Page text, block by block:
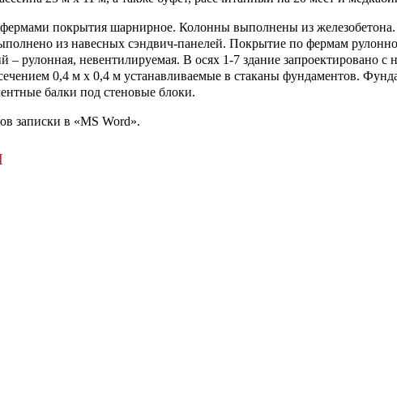
покрытия шарнирное. Колонны выполнены из
из навесных сэндвич-панелей. Покрытие по фермам
рулонная, невентилируемая. В осях 1-7 здание запроектировано
0,4 м х 0,4 м устанавливаемые в стаканы фундаментов.
балки под стеновые блоки.
записки в «MS Word».